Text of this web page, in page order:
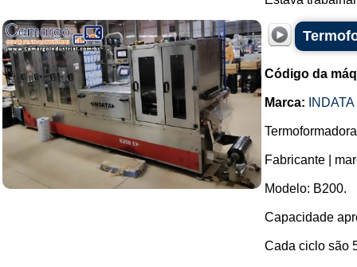
Código da
Marca: INDATA
Fabricante |
Modelo: B200.
Capacidade
Cada ciclo são